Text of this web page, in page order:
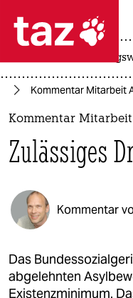
 taz
politik
öko
gesellschaft
kultur
sport
Kommentar Mitarbeit
Kommentar
Zulässiges
Kommentar
Das
abgelehnten
Existenzminimum.